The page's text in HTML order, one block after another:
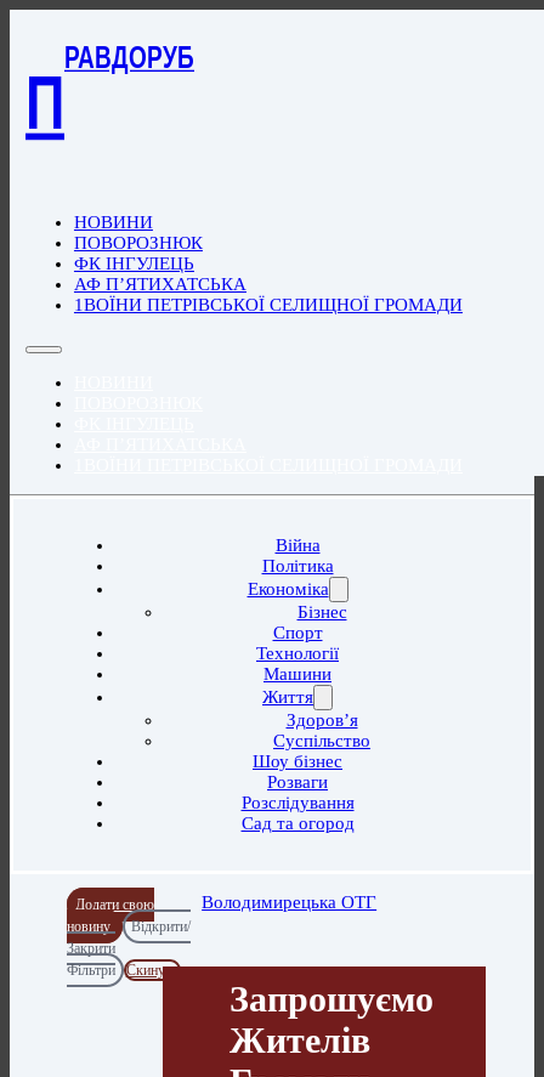
П
РАВДОРУБ
НОВИНИ
ПОВОРОЗНЮК
ФК ІНГУЛЕЦЬ
АФ П’ЯТИХАТСЬКА
1ВОЇНИ ПЕТРІВСЬКОЇ СЕЛИЩНОЇ ГРОМАДИ
Війна
Політика
Економіка
Бізнес
Спорт
Технології
Машини
Життя
Здоров’я
Суспільство
Шоу бізнес
Розваги
Розслідування
Сад та огород
Додати свою
новину
Відкрити/
Закрити
Фільтри
Скинути
Володимирецька ОТГ
Запрошуємо
Жителів